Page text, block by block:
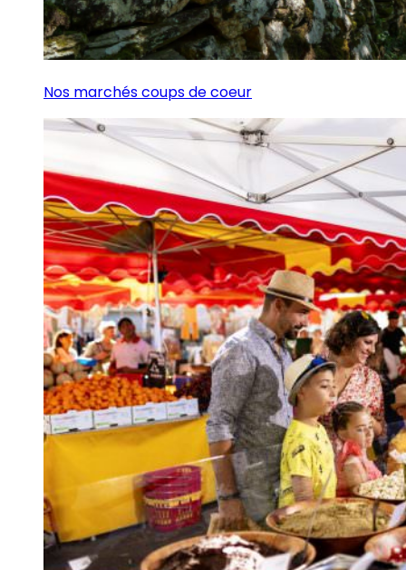
Nos marchés coups de coeur